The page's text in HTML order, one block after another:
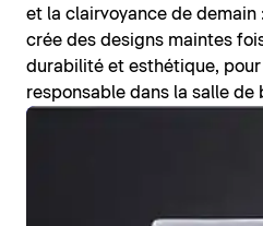
et la clairvoyance de demain
crée des designs maintes
durabilité et esthétique,
responsable dans la salle de